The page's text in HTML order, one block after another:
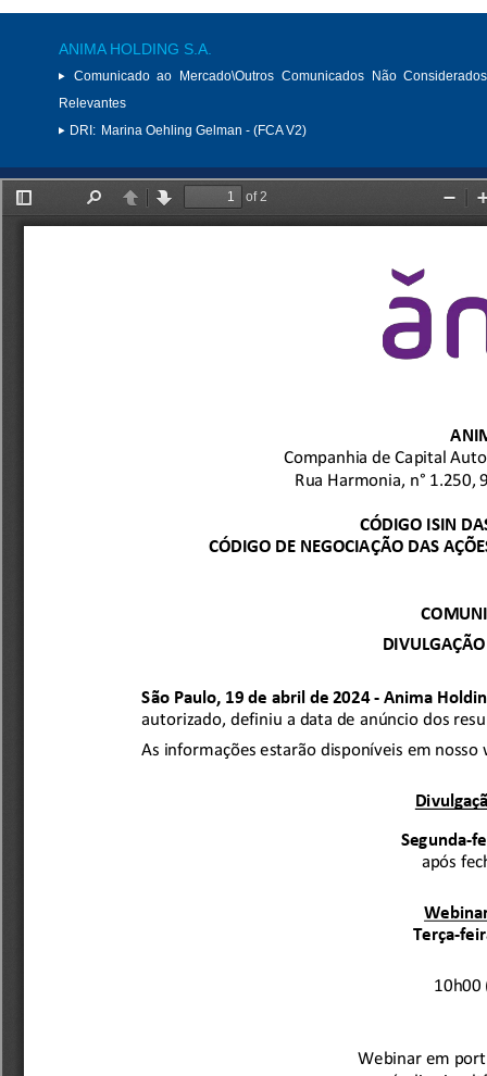
ANIMA HOLDING S.A.
Comunicado ao Mercado\Outros Comunicados Não
Relevantes
DRI: Marina Oehling Gelman - (FCA V2)